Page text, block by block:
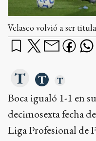
Velasco volvió a ser
Boca igualó 1-1 en
decimosexta fecha
Liga Profesional de